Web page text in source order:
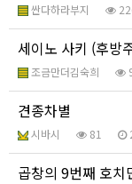
싼다하라부지
세이노 사키 (후방
조금만더김숙희
견종차별
시바시 81
곱창의 9번째 호치